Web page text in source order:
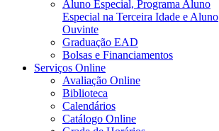
Aluno Especial, Programa Aluno
Especial na Terceira Idade e Aluno
Ouvinte
Graduação EAD
Bolsas e Financiamentos
Serviços Online
Avaliação Online
Biblioteca
Calendários
Catálogo Online